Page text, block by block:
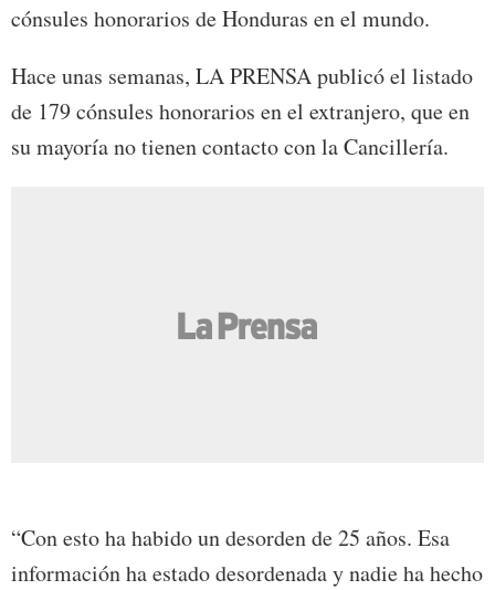
cónsules honorarios de Honduras en el mundo.
Hace unas semanas, LA PRENSA publicó el listado
de 179 cónsules honorarios en el extranjero, que en
su mayoría no tienen contacto con la Cancillería.
“Con esto ha habido un desorden de 25 años. Esa
información ha estado desordenada y nadie ha hecho